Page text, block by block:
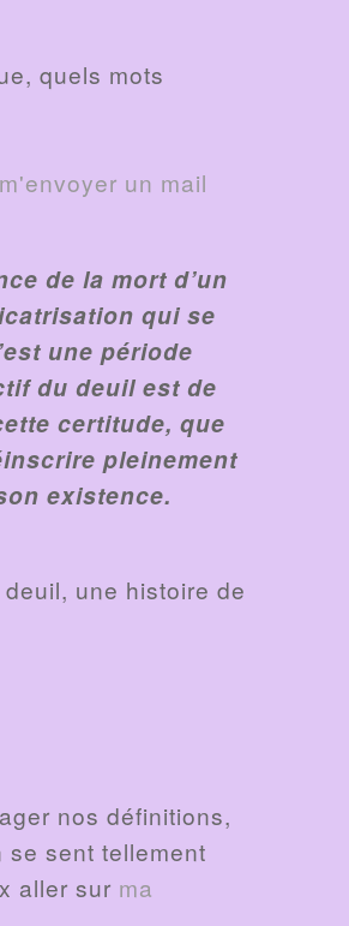
quels mots
m'envoyer un mail
de la mort d’un
qui se
une période
du deuil est de
certitude, que
pleinement
existence.
une histoire de
nos définitions,
se sent tellement
aller sur ma